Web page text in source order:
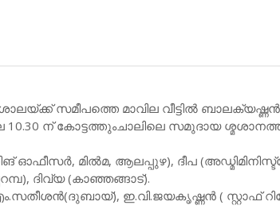
സമീപത്തെ മാവില വീട്ടിൽ
10.30 ന് കോട്ടത്തുംചാലിലെ സമുദായ
ഓഫീസർ, മിൽമ, ആലപ്പുഴ), ദീപ
ദിവ്യ (കാഞ്ഞങ്ങാട്).
ഇ.വി.ജയകൃഷ്ണൻ ( സ്റ്റാഫ്